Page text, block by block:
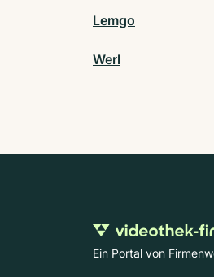
Lemgo
Werl
Ein Portal von